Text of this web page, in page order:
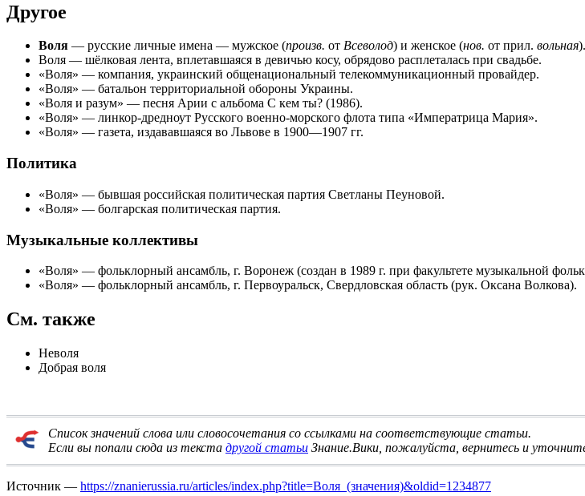
Другое
Воля — русские личные имена — мужское (произв. от Всеволод) и женское (нов. от прил. вольная).
Воля — шёлковая лента, вплетавшаяся в девичью косу, обрядово расплеталась при свадьбе.
«Воля» — компания, украинский общенациональный телекоммуникационный провайдер.
«Воля» — батальон территориальной обороны Украины.
«Воля и разум» — песня Арии с альбома С кем ты? (1986).
«Воля» — линкор-дредноут Русского военно-морского флота типа «Императрица Мария».
«Воля» — газета, издававшаяся во Львове в 1900—1907 гг.
Политика
«Воля» — бывшая российская политическая партия Светланы Пеуновой.
«Воля» — болгарская политическая партия.
Музыкальные коллективы
«Воля» — фольклорный ансамбль, г. Воронеж (создан в 1989 г. при факультете музыкальной
«Воля» — фольклорный ансамбль, г. Первоуральск, Свердловская область (рук. Оксана Волкова).
См. также
Неволя
Добрая воля
Список значений слова или словосочетания со ссылками на соответствующие статьи.
Если вы попали сюда из текста другой статьи Знание.Вики, пожалуйста, вернитесь и
Источник — https://znanierussia.ru/articles/index.php?title=Воля_(значения)&oldid=1234877